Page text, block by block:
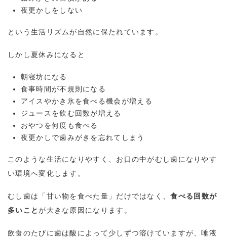
夜更かしをしない
という生活リズムが自然に保たれています。
しかし夏休みになると
朝寝坊になる
食事時間が不規則になる
アイスやかき氷を食べる機会が増える
ジュースを飲む回数が増える
おやつを何度も食べる
夜更かしで歯みがきを忘れてしまう
このような生活になりやすく、お口の中がむし歯になりやす
い環境へ変化します。
むし歯は「甘い物を食べた量」だけではなく、食べる回数が
多いことが大きな原因になります。
飲食のたびに歯は酸によって少しずつ溶けていますが、唾液